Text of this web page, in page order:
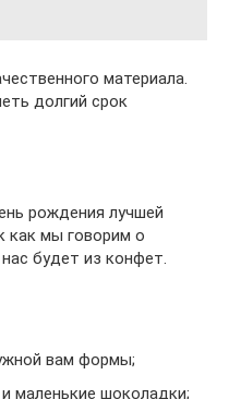
материала.
долгий срок
рождения лучшей
как мы говорим о
будет из конфет.
вам формы;
маленькие шоколадки;